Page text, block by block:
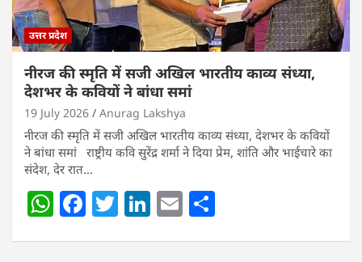
उत्तर प्रदेश
नीरज की स्मृति में सजी अखिल भारतीय काव्य संध्या,
देशभर के कवियों ने बांधा समां
19 July 2026 Anurag Lakshya
नीरज की स्मृति में सजी अखिल भारतीय काव्य संध्या, देशभर के कवियों
ने बांधा समां राष्ट्रीय कवि सुरेंद्र शर्मा ने दिया प्रेम, शांति और भाईचारे का
संदेश, देर रात…
W F T Li E